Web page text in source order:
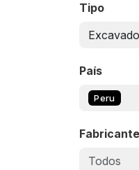
Tipo
País
Peru
Fabricante
Todos